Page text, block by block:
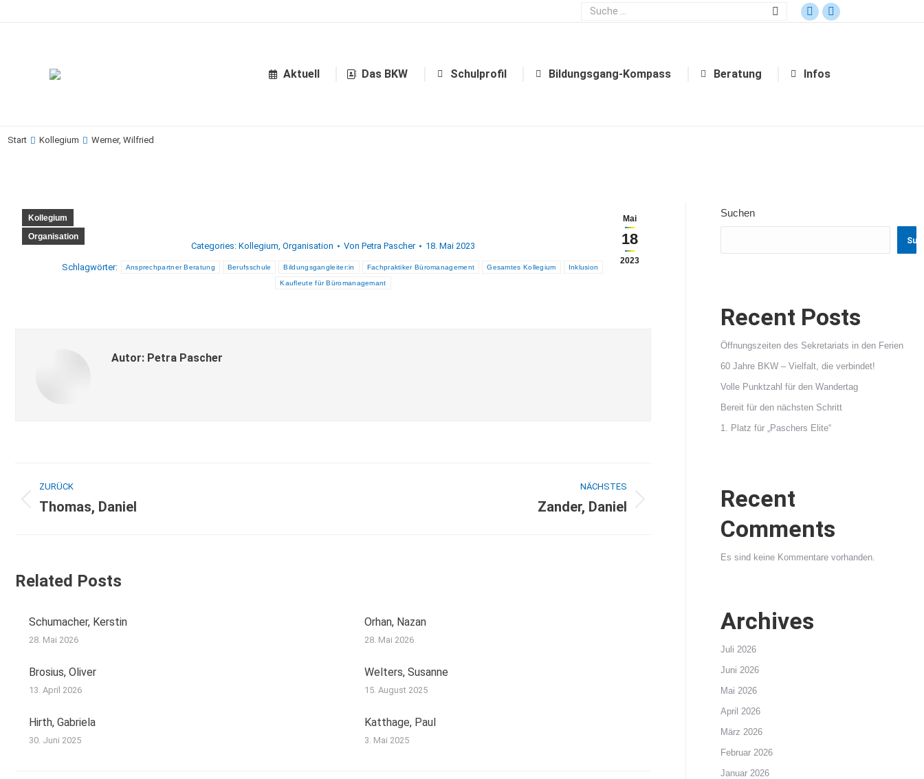
Aktuell Das BKW Schulprofil Bildungsgang-Kompass Beratung Infos
Sie befinden sich hier:
Start Kollegium Werner, Wilfried
Mai
18
2023
Kollegium
Organisation
Categories: Kollegium, Organisation Von Petra Pascher 18. Mai 2023
Schlagwörter: Ansprechpartner Beratung Berufsschule Bildungsgangleiter:in Fachpraktiker Büromanagement Gesamtes Kollegium Inklusion
Kaufleute für Büromanagemant
Autor: Petra Pascher
ZURÜCK
Thomas, Daniel
NÄCHSTES
Zander, Daniel
Related Posts
Schumacher, Kerstin
28. Mai 2026
Orhan, Nazan
28. Mai 2026
Brosius, Oliver
13. April 2026
Welters, Susanne
15. August 2025
Hirth, Gabriela
30. Juni 2025
Katthage, Paul
3. Mai 2025
Suchen
Recent Posts
Öffnungszeiten des Sekretariats in den Ferien
60 Jahre BKW – Vielfalt, die verbindet!
Volle Punktzahl für den Wandertag
Bereit für den nächsten Schritt
1. Platz für „Paschers Elite“
Recent
Comments
Es sind keine Kommentare vorhanden.
Archives
Juli 2026
Juni 2026
Mai 2026
April 2026
März 2026
Februar 2026
Januar 2026
Bildungsgang-Kompass
Beratung